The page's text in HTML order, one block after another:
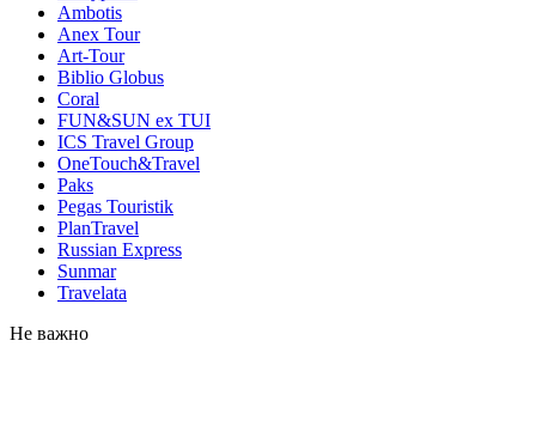
Ambotis
Anex Tour
Art-Tour
Biblio Globus
Coral
FUN&SUN ex TUI
ICS Travel Group
OneTouch&Travel
Paks
Pegas Touristik
PlanTravel
Russian Express
Sunmar
Travelata
Не важно